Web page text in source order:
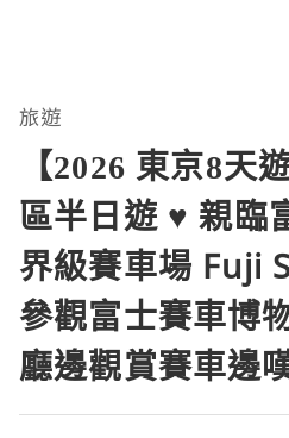
旅遊
【2026 東京8天
區半日遊 ♥ 親臨
界級賽車場 Fuji
參觀富士賽車博
廳邊觀賞賽車邊